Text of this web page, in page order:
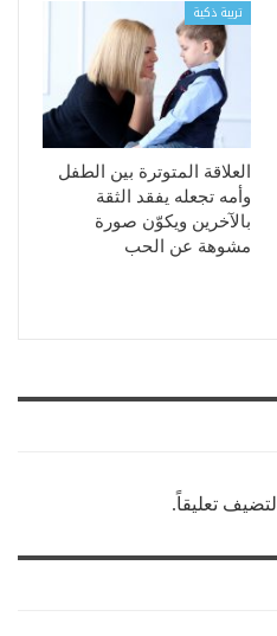
تربية ذكية
العلاقة المتوترة بين الطفل
وأمه تجعله يفقد الثقة
بالآخرين ويكوّن صورة
مشوهة عن الحب
لتضيف تعليقاً.